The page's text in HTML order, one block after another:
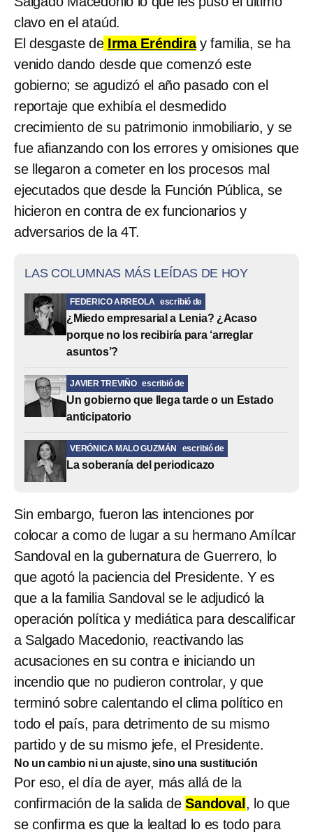
clavo en el ataúd.
El desgaste de Irma Eréndiray familia, se ha
venido dando desde que comenzó este
gobierno; se agudizó el año pasado con el
reportaje que exhibía el desmedido
crecimiento de su patrimonio inmobiliario, y se
fue afianzando con los errores y omisiones que
se llegaron a cometer en los procesos mal
ejecutados que desde la Función Pública, se
hicieron en contra de ex funcionarios y
adversarios de la 4T.
LAS COLUMNAS MÁS LEÍDAS DE HOY
FEDERICO ARREOLA escribió de
¿Miedo empresarial a Lenia? ¿Acaso
porque no los recibiría para ‘arreglar
asuntos’?
JAVIER TREVIÑO escribió de
Un gobierno que llega tarde o un Estado
anticipatorio
VERÓNICA MALO GUZMÁN escribió de
La soberanía del periodicazo
Sin embargo, fueron las intenciones por
colocar a como de lugar a su hermano Amílcar
Sandoval en la gubernatura de Guerrero, lo
que agotó la paciencia del Presidente. Y es
que a la familia Sandoval se le adjudicó la
operación política y mediática para descalificar
a Salgado Macedonio, reactivando las
acusaciones en su contra e iniciando un
incendio que no pudieron controlar, y que
terminó sobre calentando el clima político en
todo el país, para detrimento de su mismo
partido y de su mismo jefe, el Presidente.
No un cambio ni un ajuste, sino una sustitución
Por eso, el día de ayer, más allá de la
confirmación de la salida deSandoval , lo que
se confirma es que la lealtad lo es todo para